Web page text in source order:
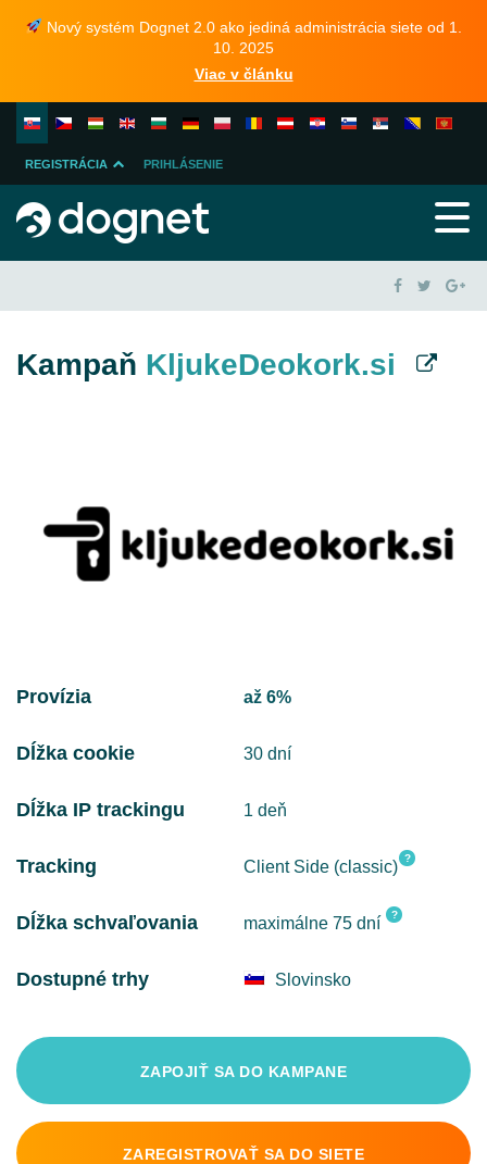
Nový systém Dognet 2.0 ako jediná administrácia siete od 1.
10. 2025
Viac v článku
REGISTRÁCIA
INZERENTA
PRIHLÁSENIE
Kampaň KljukeDeokork.si
Provízia až 6%
Dĺžka cookie 30 dní
Dĺžka IP trackingu 1 deň
Tracking Client Side (classic) ?
Dĺžka schvaľovania maximálne 75 dní ?
Dostupné trhy Slovinsko
ZAPOJIŤ SA DO KAMPANE
ZAREGISTROVAŤ SA DO SIETE